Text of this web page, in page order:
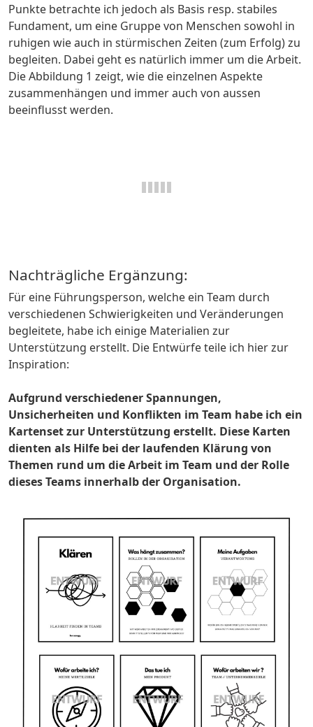
Punkte betrachte ich jedoch als Basis resp. stabiles
Fundament, um eine Gruppe von Menschen sowohl in
ruhigen wie auch in stürmischen Zeiten (zum Erfolg) zu
begleiten. Dabei geht es natürlich immer um die Arbeit.
Die Abbildung 1 zeigt, wie die einzelnen Aspekte
zusammenhängen und immer auch von aussen
beeinflusst werden.
Nachträgliche Ergänzung:
Für eine Führungsperson, welche ein Team durch
verschiedenen Schwierigkeiten und Veränderungen
begleitete, habe ich einige Materialien zur
Unterstützung erstellt. Die Entwürfe teile ich hier zur
Inspiration:
Aufgrund verschiedener Spannungen,
Unsicherheiten und Konflikten im Team habe ich ein
Kartenset zur Unterstützung erstellt. Diese Karten
dienten als Hilfe bei der laufenden Klärung von
Themen rund um die Arbeit im Team und der Rolle
dieses Teams innerhalb der Organisation.